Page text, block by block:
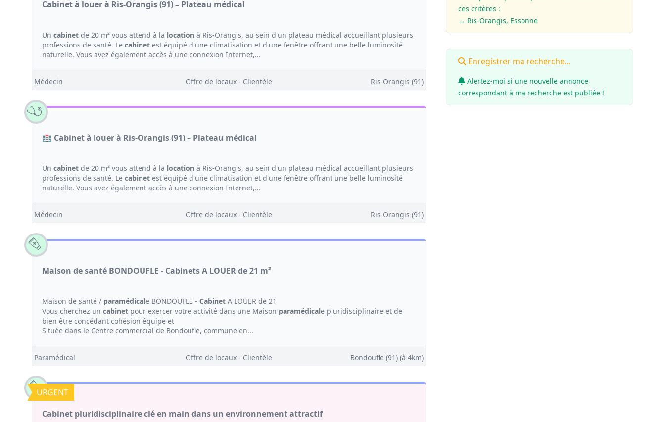
Cabinet à louer à Ris-Orangis (91) – Plateau médical
Un cabinet de 20 m² vous attend à la location à Ris-Orangis, au sein d'un plateau médical accueillant plusieurs
professions de santé. Le cabinet est équipé d'une climatisation et d'une fenêtre offrant une belle luminosité
naturelle. Vous avez également accès à une connexion Internet,...
Médecin Offre de locaux - Clientèle Ris-Orangis (91)
🏥 Cabinet à louer à Ris-Orangis (91) – Plateau médical
Un cabinet de 20 m² vous attend à la location à Ris-Orangis, au sein d'un plateau médical accueillant plusieurs
professions de santé. Le cabinet est équipé d'une climatisation et d'une fenêtre offrant une belle luminosité
naturelle. Vous avez également accès à une connexion Internet,...
Médecin Offre de locaux - Clientèle Ris-Orangis (91)
Maison de santé BONDOUFLE - Cabinets A LOUER de 21 m²
Maison de santé / paramédicale BONDOUFLE - Cabinet A LOUER de 21
Vous cherchez un cabinet pour exercer votre activité dans une Maison paramédicale pluridisciplinaire et de
bien être concédant cohésion équipe et
Située dans le Centre commercial de Bondoufle, commune en...
Paramédical Offre de locaux - Clientèle Bondoufle (91)(à 4km)
URGENT
Cabinet pluridisciplinaire clé en main dans un environnement attractif
ces critères :
→ Ris-Orangis, Essonne
Enregistrer ma recherche...
Alertez-moi si une nouvelle annonce
correspondant à ma recherche est publiée !